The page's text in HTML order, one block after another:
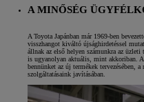
A MINŐSÉG
A Toyota Japánban már 1969-ben
visszhangot kiváltó újsághirdetéssel
állnak az első helyen számunkra az üzleti
is ugyanolyan aktuális, mint akkoriban.
bennünket az új termékek tervezésében,
szolgáltatásaink javításában.